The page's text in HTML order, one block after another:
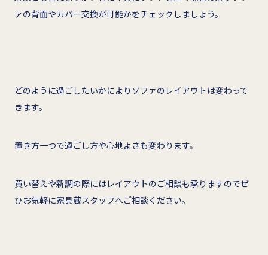
ァの背面やカバー交換が可能かをチェックしましょう。
どのように過ごしたいかによりソファのレイアウトは変わって
きます。
置き方一つで過ごし方や心地よさも変わります。
買い替えや新調の際にはレイアウトのご相談も承りますのでぜ
ひお気軽に家具蔵スタッフへご相談ください。